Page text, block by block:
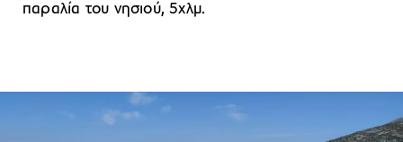
παραλία του νησιού, 5χλμ.